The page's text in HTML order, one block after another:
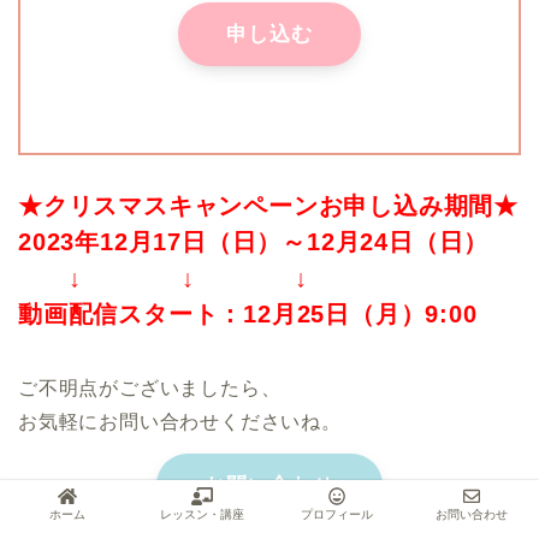
申し込む
★クリスマスキャンペーンお申し込み期間★
2023年12月17日（日）～12月24日（日）
↓ ↓ ↓
動画配信スタート：12月25日（月）9:00
ご不明点がございましたら、
お気軽にお問い合わせくださいね。
お問い合わせ
ホーム レッスン・講座 プロフィール お問い合わせ